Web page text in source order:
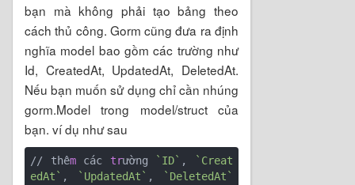
bạn mà không phải tạo bảng theo
cách thủ công. Gorm cũng đưa ra định
nghĩa model bao gồm các trường như
Id, CreatedAt, UpdatedAt, DeletedAt.
Nếu bạn muốn sử dụng chỉ cần nhúng
gorm.Model trong model/struct của
bạn. ví dụ như sau
// thêm các trường `ID` ,
`Creat
edAt` , `UpdatedAt` ,
`DeletedAt`